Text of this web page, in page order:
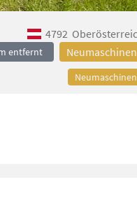
4792
entfernt Neumaschinen
Neumaschinen